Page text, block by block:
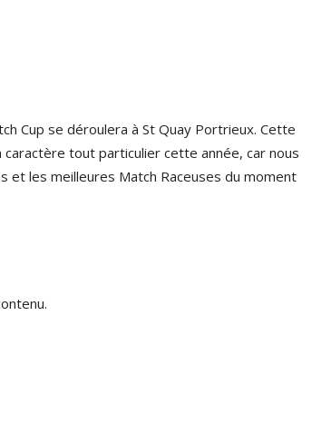
Cup se déroulera à St Quay Portrieux. Cette
caractère tout particulier cette année, car nous
et les meilleures Match Raceuses du moment